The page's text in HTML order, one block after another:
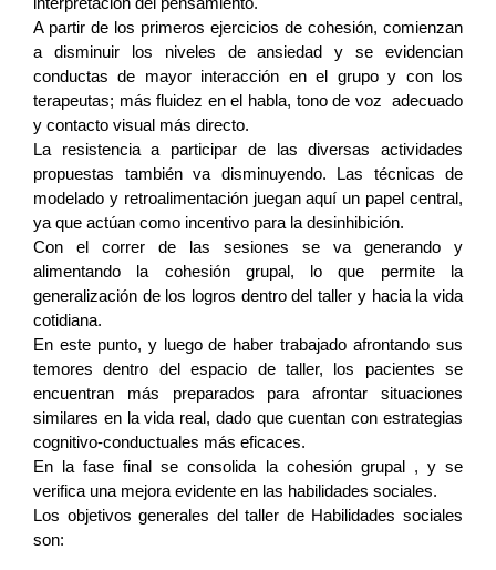
A partir de los primeros ejercicios de cohesión, comienzan
a disminuir los niveles de ansiedad y se evidencian
conductas de mayor interacción en el grupo y con los
terapeutas; más fluidez en el habla, tono de voz adecuado
y contacto visual más directo.
La resistencia a participar de las diversas actividades
propuestas también va disminuyendo. Las técnicas de
modelado y retroalimentación juegan aquí un papel central,
ya que actúan como incentivo para la desinhibición.
Con el correr de las sesiones se va generando y
alimentando la cohesión grupal, lo que permite la
generalización de los logros dentro del taller y hacia la vida
cotidiana.
En este punto, y luego de haber trabajado afrontando sus
temores dentro del espacio de taller, los pacientes se
encuentran más preparados para afrontar situaciones
similares en la vida real, dado que cuentan con estrategias
cognitivo-conductuales más eficaces.
En la fase final se consolida la cohesión grupal , y se
verifica una mejora evidente en las habilidades sociales.
Los objetivos generales del taller de Habilidades sociales
son: